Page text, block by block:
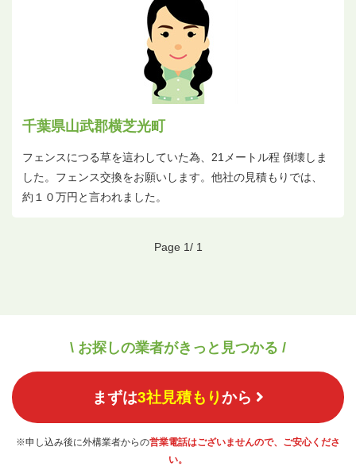
千葉県山武郡横芝光町
フェンスにつる草を這わしていた為、21メートル程 倒壊しま
した。フェンス交換をお願いします。他社の見積もりでは、
約１０万円と言われました。
Page 1/ 1
\ お探しの業者がきっと見つかる /
まずは3社見積もりから
※申し込み後に外構業者からの営業電話はございませんので、ご安心くださ
い。